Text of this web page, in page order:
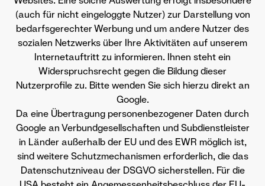
(auch für nicht eingeloggte Nutzer) zur Darstellung von
bedarfsgerechter Werbung und um andere Nutzer des
sozialen Netzwerks über Ihre Aktivitäten auf unserem
Internetauftritt zu informieren. Ihnen steht ein
Widerspruchsrecht gegen die Bildung dieser
Nutzerprofile zu. Bitte wenden Sie sich hierzu direkt an
Google.
Da eine Übertragung personenbezogener Daten durch
Google an Verbundgesellschaften und Subdienstleister
in Länder außerhalb der EU und des EWR möglich ist,
sind weitere Schutzmechanismen erforderlich, die das
Datenschutzniveau der DSGVO sicherstellen. Für die